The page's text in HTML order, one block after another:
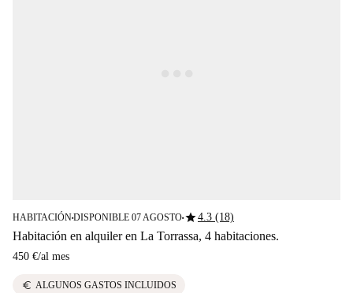
HABITACIÓN■DISPONIBLE 07 AGOSTO■star4.3 (18)
Habitación en alquiler en La Torrassa, 4 habitaciones.
450 €/al mes
euro ALGUNOS GASTOS INCLUIDOS